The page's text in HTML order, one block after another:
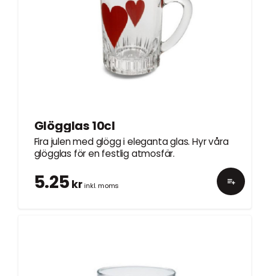
Glögglas 10cl
Fira julen med glögg i eleganta glas. Hyr våra
glögglas för en festlig atmosfär.
5.25 krinkl. moms